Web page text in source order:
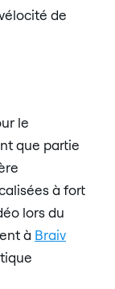
de
le
que partie
à fort
lors du
à Braiv